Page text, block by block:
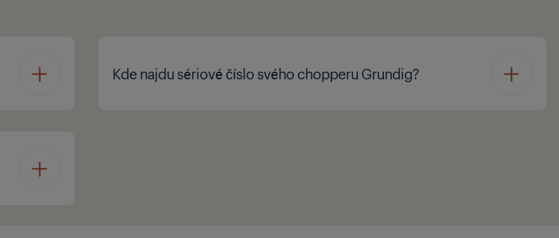
Kde najdu sériové číslo svého chopperu Grundig?